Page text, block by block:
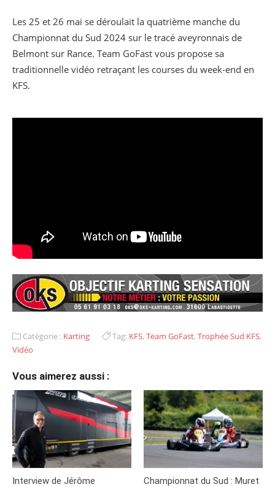
Les 25 et 26 mai se déroulait la quatrième manche du
Championnat du Sud 2024 sur le tracé aveyronnais de
Belmont sur Rance. Team GoFast vous propose sa
traditionnelle vidéo retraçant les courses du week-end en
KFS.
Catégorie : Karting Tag: KFS, Team GoFast, Trophée Sud KFS,
Vidéo
Vous aimerez aussi :
Interview de Jérôme
Championnat du Sud : Muret